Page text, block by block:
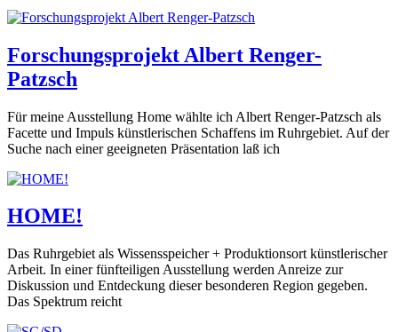
Forschungsprojekt Albert Renger-
Patzsch
Für meine Ausstellung Home wählte ich Albert Renger-Patzsch als
Facette und Impuls künstlerischen Schaffens im Ruhrgebiet. Auf der
Suche nach einer geeigneten Präsentation laß ich
HOME!
Das Ruhrgebiet als Wissensspeicher + Produktionsort künstlerischer
Arbeit. In einer fünfteiligen Ausstellung werden Anreize zur
Diskussion und Entdeckung dieser besonderen Region gegeben.
Das Spektrum reicht